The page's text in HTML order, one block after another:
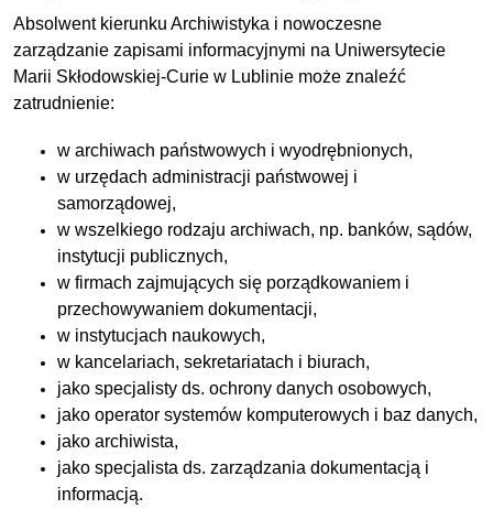
Absolwent kierunku Archiwistyka i nowoczesne
zarządzanie zapisami informacyjnymi na Uniwersytecie
Marii Skłodowskiej-Curie w Lublinie może znaleźć
zatrudnienie:
w archiwach państwowych i wyodrębnionych,
w urzędach administracji państwowej i
samorządowej,
w wszelkiego rodzaju archiwach, np. banków, sądów,
instytucji publicznych,
w firmach zajmujących się porządkowaniem i
przechowywaniem dokumentacji,
w instytucjach naukowych,
w kancelariach, sekretariatach i biurach,
jako specjalisty ds. ochrony danych osobowych,
jako operator systemów komputerowych i baz danych,
jako archiwista,
jako specjalista ds. zarządzania dokumentacją i
informacją.